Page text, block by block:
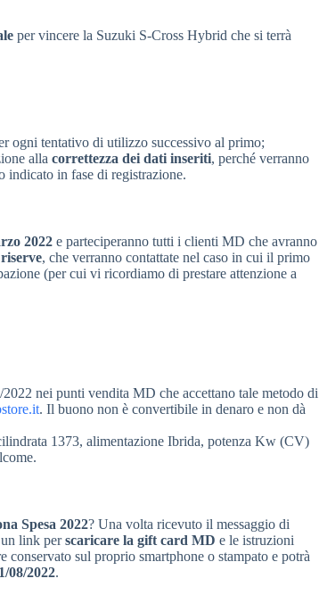
per vincere la Suzuki S-Cross Hybrid che si terrà
ogni tentativo di utilizzo successivo al primo;
alla correttezza dei dati inseriti, perché verranno
indicato in fase di registrazione.
2022 e parteciperanno tutti i clienti MD che avranno
, che verranno contattate nel caso in cui il primo
(per cui vi ricordiamo di prestare attenzione a
nei punti vendita MD che accettano tale metodo di
. Il buono non è convertibile in denaro e non dà
1373, alimentazione Ibrida, potenza Kw (CV)
Spesa 2022? Una volta ricevuto il messaggio di
un link perscaricare la gift card MD e le istruzioni
conservato sul proprio smartphone o stampato e potrà
08/2022.